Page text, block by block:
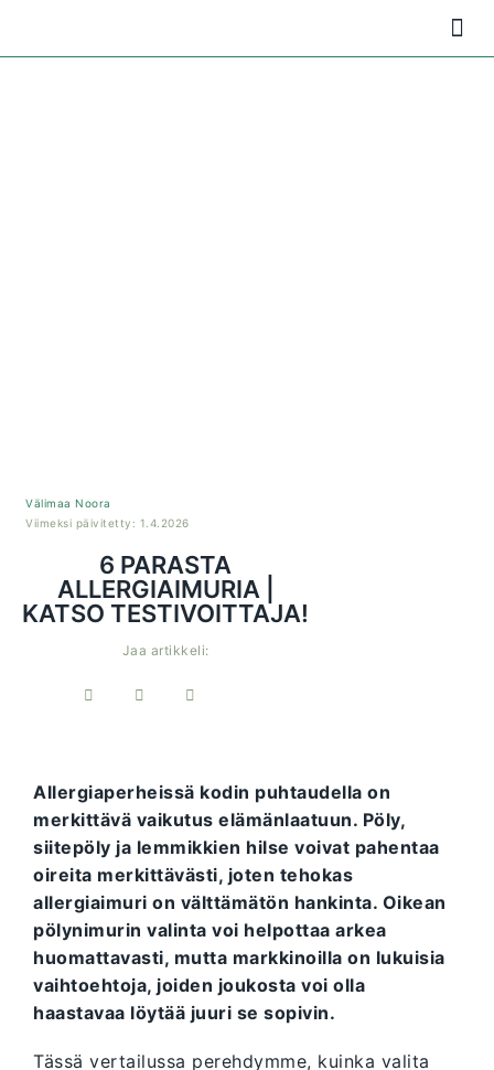
Välimaa Noora
Viimeksi päivitetty: 1.4.2026
6 PARASTA
ALLERGIAIMURIA |
KATSO TESTIVOITTAJA!
Jaa artikkeli:
Allergiaperheissä kodin puhtaudella on
merkittävä vaikutus elämänlaatuun. Pöly,
siitepöly ja lemmikkien hilse voivat pahentaa
oireita merkittävästi, joten tehokas
allergiaimuri on välttämätön hankinta. Oikean
pölynimurin valinta voi helpottaa arkea
huomattavasti, mutta markkinoilla on lukuisia
vaihtoehtoja, joiden joukosta voi olla
haastavaa löytää juuri se sopivin.
Tässä vertailussa perehdymme, kuinka valita